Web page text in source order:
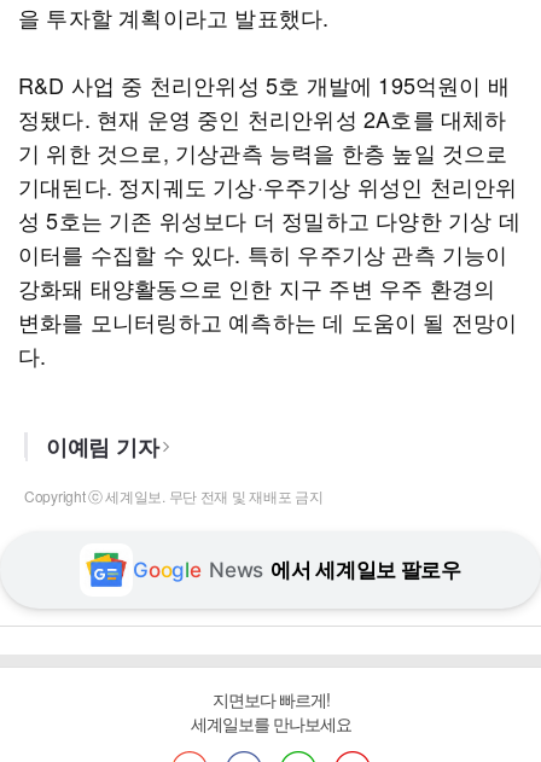
을 투자할 계획이라고 발표했다.
R&D 사업 중 천리안위성 5호 개발에 195억원이 배
정됐다. 현재 운영 중인 천리안위성 2A호를 대체하
기 위한 것으로, 기상관측 능력을 한층 높일 것으로
기대된다. 정지궤도 기상·우주기상 위성인 천리안위
성 5호는 기존 위성보다 더 정밀하고 다양한 기상 데
이터를 수집할 수 있다. 특히 우주기상 관측 기능이
강화돼 태양활동으로 인한 지구 주변 우주 환경의
변화를 모니터링하고 예측하는 데 도움이 될 전망이
다.
이예림 기자
Copyright ⓒ 세계일보. 무단 전재 및 재배포 금지
Google News 에서 세계일보 팔로우
지면보다 빠르게!
세계일보를 만나보세요